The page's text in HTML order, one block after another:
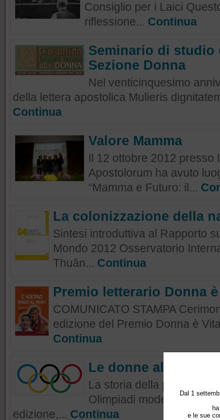
Consiglio per i Laici
riflessione... Continua
Seminario di studio
Sezione Donna
Nel venticinquesimo
della lettera apostolica Mulieris
Continua
Valore Mamma
Il 12 ottobre 2012 presso
Apostolorum ha avuto
“Mamma e Futuro: il...
La colonizzazione della
Sintesi introduttiva al Rapporto
Mondo 2012 Osservatorio
Thuân... Continua
Premio letterario Donna
COMUNICATO STAMPA
edizione del Premio Donna è
Continua
Le donne alle
La storia della
Olimpiadi moderne,
edizione,... Continua
Dal 1
e le sue